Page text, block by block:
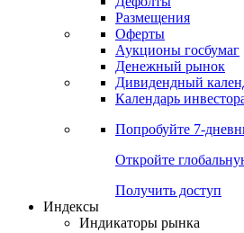
Получить доступ
Календарь
Календарь событий
Дефолты
Размещения
Оферты
Денежный рынок
Календарь
Попробуйте7-
Откройте